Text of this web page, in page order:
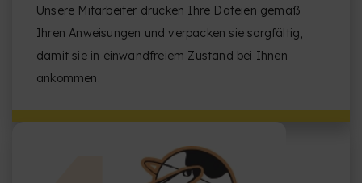
Unsere Mitarbeiter drucken Ihre Dateien gemäß
Ihren Anweisungen und verpacken sie sorgfältig,
damit sie in einwandfreiem Zustand bei Ihnen
ankommen.